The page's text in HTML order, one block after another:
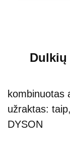
Dulkių
kombinuotas
užraktas:
DYSON